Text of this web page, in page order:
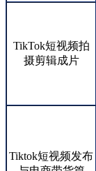
TikTok短视频拍
摄剪辑成片
Tiktok短视频发布